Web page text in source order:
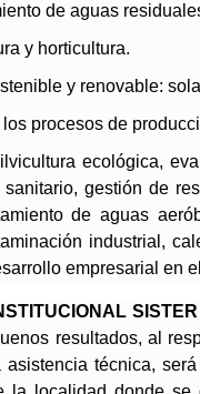
de aguas
y horticultura.
y renovable:
procesos de
ecológica,
gestión de
de aguas
industrial,
empresarial en
resultados, al
técnica,